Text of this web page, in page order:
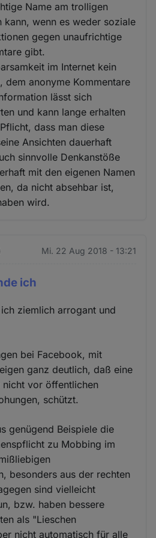
Name am trolligen
kann, wenn es weder soziale
gegen unaufrichtige
gibt.
im Internet kein
dem anonyme Kommentare
lässt sich
und kann lange erhalten
dass man diese
Ansichten dauerhaft
sinnvolle Denkanstöße
mit den eigenen Namen
da nicht absehbar ist,
wird.
Mi. 22 Aug 2018 - 13:21
ich
ziemlich arrogant und
bei Facebook, mit
ganz deutlich, daß eine
nicht vor öffentlichen
schützt.
genügend Beispiele die
zu Mobbing im
besonders aus der rechten
sind vielleicht
bzw. haben bessere
als "Lieschen
nicht automatisch für alle